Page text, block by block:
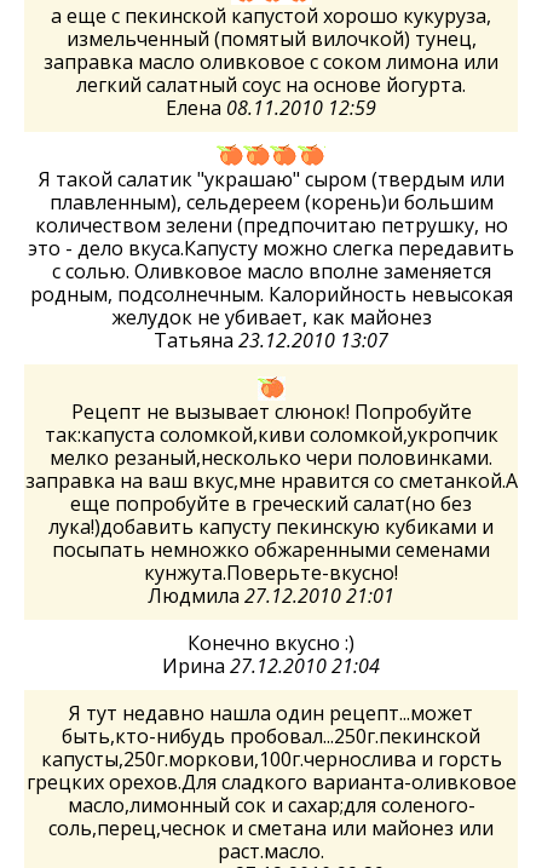
а еще с пекинской капустой хорошо кукуруза,
измельченный (помятый вилочкой) тунец,
заправка масло оливковое с соком лимона или
легкий салатный соус на основе йогурта.
Елена 08.11.2010 12:59
Я такой салатик "украшаю" сыром (твердым или
плавленным), сельдереем (корень)и большим
количеством зелени (предпочитаю петрушку, но
это - дело вкуса.Капусту можно слегка передавить
с солью. Оливковое масло вполне заменяется
родным, подсолнечным. Калорийность невысокая
желудок не убивает, как майонез
Татьяна 23.12.2010 13:07
Рецепт не вызывает слюнок! Попробуйте
так:капуста соломкой,киви соломкой,укропчик
мелко резаный,несколько чери половинками.
заправка на ваш вкус,мне нравится со сметанкой.А
еще попробуйте в греческий салат(но без
лука!)добавить капусту пекинскую кубиками и
посыпать немножко обжаренными семенами
кунжута.Поверьте-вкусно!
Людмила 27.12.2010 21:01
Конечно вкусно :)
Ирина 27.12.2010 21:04
Я тут недавно нашла один рецепт...может
быть,кто-нибудь пробовал...250г.пекинской
капусты,250г.моркови,100г.чернослива и горсть
грецких орехов.Для сладкого варианта-оливковое
масло,лимонный сок и сахар;для соленого-
соль,перец,чеснок и сметана или майонез или
раст.масло.